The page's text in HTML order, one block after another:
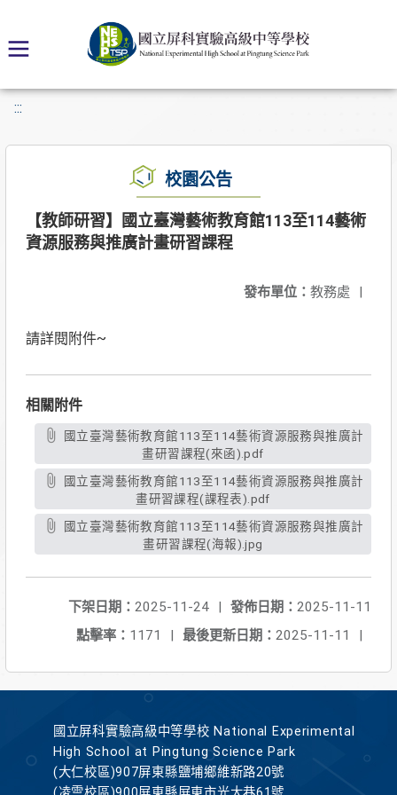
:::
校園公告
【教師研習】國立臺灣藝術教育館113至114藝術
資源服務與推廣計畫研習課程
發布單位： 教務處 |
請詳閱附件~
相關附件
畫研習課程(來函).pdf
畫研習課程(課程表).pdf
畫研習課程(海報).jpg
發佈日期： 2025-11-11
下架日期： 2025-11-24
|
最後更新日期： 2025-11-11 |
點擊率： 1171 |
國立屏科實驗高級中等學校 National Experimental
High School at Pingtung Science Park
(大仁校區)907屏東縣鹽埔鄉維新路20號